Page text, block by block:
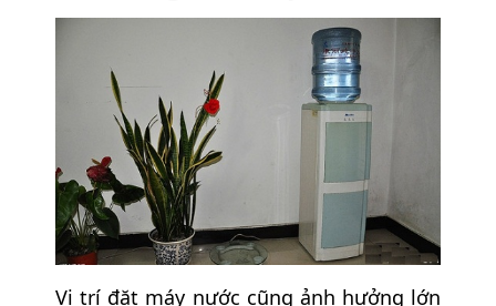
Vị trí đặt máy nước cũng ảnh hưởng lớn